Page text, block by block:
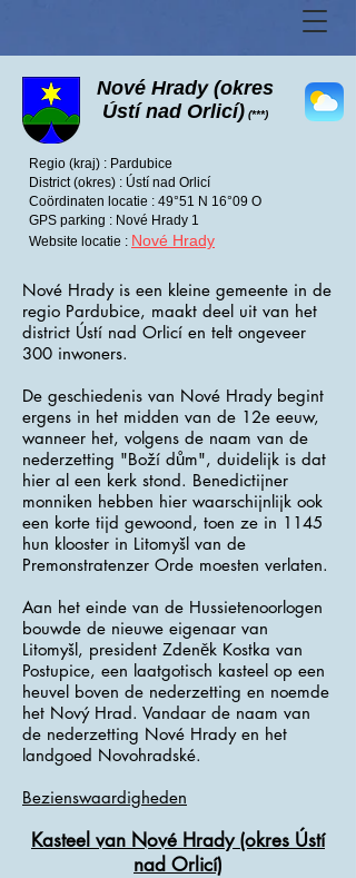
Nové Hrady (okres
Ústí nad Orlicí) (***)
Regio (kraj) : Pardubice
District (okres) : Ústí nad Orlicí
Coördinaten locatie : 49°51 N 16°09 O
GPS parking : Nové Hrady 1
Website locatie : Nové Hrady
Nové Hrady is een kleine gemeente in de
regio Pardubice, maakt deel uit van het
district Ústí nad Orlicí en telt ongeveer
300 inwoners.
De geschiedenis van Nové Hrady begint
ergens in het midden van de 12e eeuw,
wanneer het, volgens de naam van de
nederzetting "Boží dům", duidelijk is dat
hier al een kerk stond. Benedictijner
monniken hebben hier waarschijnlijk ook
een korte tijd gewoond, toen ze in 1145
hun klooster in Litomyšl van de
Premonstratenzer Orde moesten verlaten.
Aan het einde van de Hussietenoorlogen
bouwde de nieuwe eigenaar van
Litomyšl, president Zdeněk Kostka van
Postupice, een laatgotisch kasteel op een
heuvel boven de nederzetting en noemde
het Nový Hrad. Vandaar de naam van
de nederzetting Nové Hrady en het
landgoed Novohradské.
Bezienswaardigheden
Kasteel van Nové Hrady (okres Ústí
nad Orlicí)